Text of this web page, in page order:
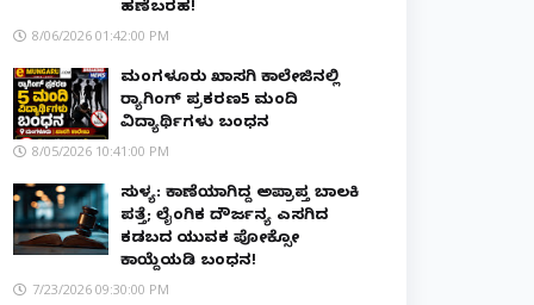
ಹಣೆಬರಹ!
8/06/2026 01:42:00 PM
ಮಂಗಳೂರು ಖಾಸಗಿ ಕಾಲೇಜಿನಲ್ಲಿ
ರ‌್ಯಾಗಿಂಗ್ ಪ್ರಕರಣ5 ಮಂದಿ
ವಿದ್ಯಾರ್ಥಿಗಳು ಬಂಧನ
8/05/2026 10:41:00 PM
ಸುಳ್ಯ: ಕಾಣೆಯಾಗಿದ್ದ ಅಪ್ರಾಪ್ತ ಬಾಲಕಿ
ಪತ್ತೆ; ಲೈಂಗಿಕ ದೌರ್ಜನ್ಯ ಎಸಗಿದ
ಕಡಬದ ಯುವಕ ಪೋಕ್ಸೋ
ಕಾಯ್ದೆಯಡಿ ಬಂಧನ!
7/23/2026 09:30:00 PM